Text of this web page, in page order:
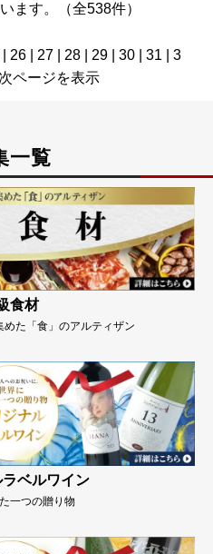
ます。（全538件）
26| 27| 28| 29 | 30| 31
3
次ページを表示
一覧
食材
た「食」のアルティザン
ベルワイン
一つの贈り物